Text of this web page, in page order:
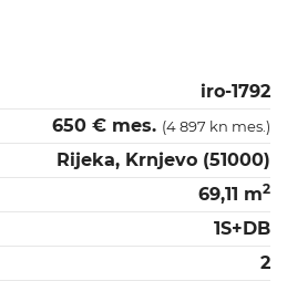
iro-1792
650 € mes. (4 897 kn mes.)
Rijeka, Krnjevo (51000)
69,11 m2
1S+DB
2